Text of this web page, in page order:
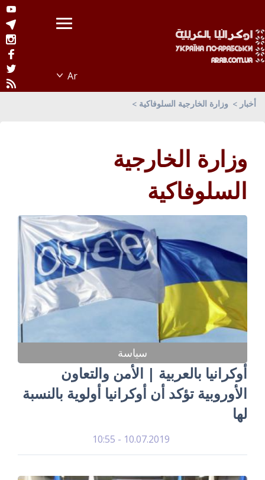
أخبار وزارة الخارجية السلوفاكية
وزارة الخارجية
السلوفاكية
سياسة
أوكرانيا بالعربية | الأمن والتعاون
الأوروبية تؤكد أن أوكرانيا أولوية بالنسبة
لها
10.07.2019 - 10:55